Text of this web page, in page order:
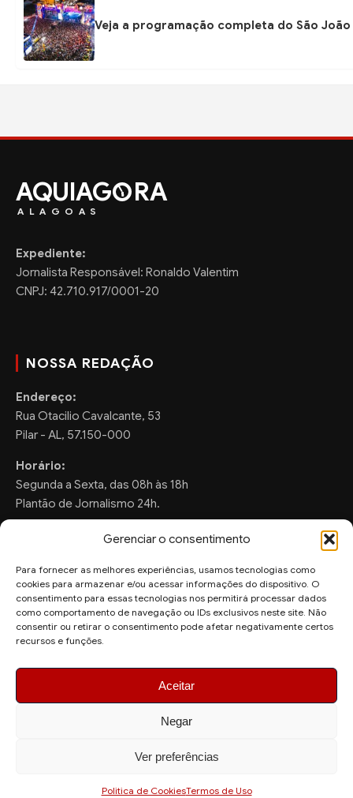
Gerenciar o consentimento
Para fornecer as melhores experiências, usamos tecnologias como
cookies para armazenar e/ou acessar informações do dispositivo. O
consentimento para essas tecnologias nos permitirá processar dados
como comportamento de navegação ou IDs exclusivos neste site. Não
consentir ou retirar o consentimento pode afetar negativamente certos
recursos e funções.
Aceitar
Negar
Ver preferências
Politica de CookiesTermos de Uso
Veja a programação completa do São João
AQUIAG RA
ALAGOAS
Expediente:
Jornalista Responsável: Ronaldo Valentim
CNPJ: 42.710.917/0001-20
NOSSA REDAÇÃO
Endereço:
Rua Otacilio Cavalcante, 53
Pilar - AL, 57.150-000
Horário:
Segunda a Sexta, das 08h às 18h
Plantão de Jornalismo 24h.
FALE CONOSCO
Sugestões de Pauta:
ronaldo.valentim150@gmail.com
© 2026 AquiAgora - Todos os direitos reservados.